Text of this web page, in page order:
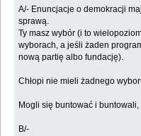
A/- Enuncjacje o demokracji
sprawą.
Ty masz wybór (i to
wyborach, a jeśli żaden
nową partię albo fundację).
Chłopi nie mieli żadnego
Mogli się buntować i
B/-